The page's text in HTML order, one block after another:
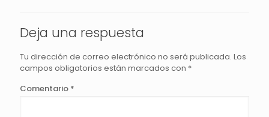
Deja una respuesta
Tu dirección de correo electrónico no será publicada. Los
campos obligatorios están marcados con *
Comentario *